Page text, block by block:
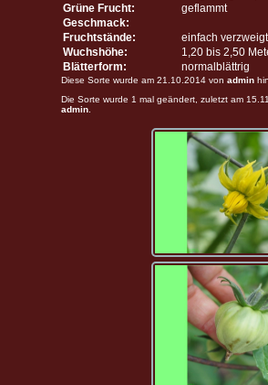
Grüne Frucht:
geflammt
Geschmack:
Fruchtstände:
einfach verzweigt
Wuchshöhe:
1,20 bis 2,50
Blätterform:
normalblättrig
Diese Sorte wurde am 21.10.2014 von admin
Die Sorte wurde 1 mal geändert, zuletzt am
admin